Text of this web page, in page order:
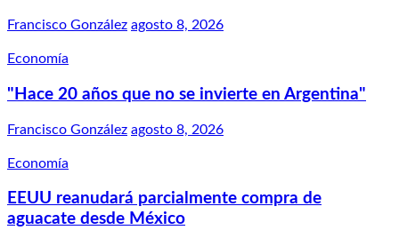
Francisco González agosto 8, 2026
Economía
"Hace 20 años que no se invierte en Argentina"
Francisco González agosto 8, 2026
Economía
EEUU reanudará parcialmente compra de
aguacate desde México